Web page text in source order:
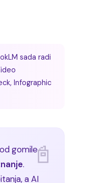
sada radi
Infographic
gomile
.
a AI